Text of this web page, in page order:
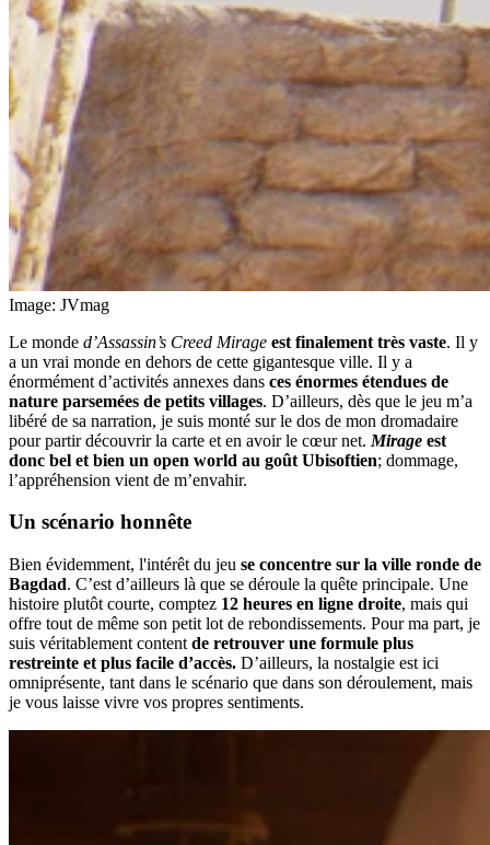
Image: JVmag
Le monde d’Assassin’s Creed Mirage est finalement très vaste. Il y
a un vrai monde en dehors de cette gigantesque ville. Il y a
énormément d’activités annexes dans ces énormes étendues de
nature parsemées de petits villages. D’ailleurs, dès que le jeu m’a
libéré de sa narration, je suis monté sur le dos de mon dromadaire
pour partir découvrir la carte et en avoir le cœur net. Mirage est
donc bel et bien un open world au goût Ubisoftien; dommage,
l’appréhension vient de m’envahir.
Un scénario honnête
Bien évidemment, l'intérêt du jeu se concentre sur la ville ronde de
Bagdad. C’est d’ailleurs là que se déroule la quête principale. Une
histoire plutôt courte, comptez 12 heures en ligne droite, mais qui
offre tout de même son petit lot de rebondissements. Pour ma part, je
suis véritablement content de retrouver une formule plus
restreinte et plus facile d’accès. D’ailleurs, la nostalgie est ici
omniprésente, tant dans le scénario que dans son déroulement, mais
je vous laisse vivre vos propres sentiments.